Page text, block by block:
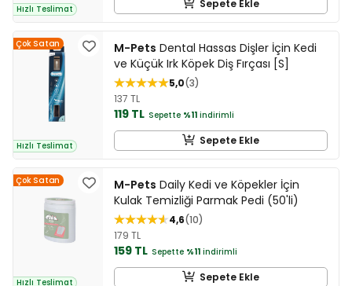
Hızlı Teslimat Sepete Ekle
Çok Satan
Hızlı Teslimat
M-Pets Dental Hassas Dişler İçin Kedi
ve Küçük Irk Köpek Diş Fırçası [S]
5,0 3
137 TL
119 TL Sepette %11 indirimli
Sepete Ekle
Çok Satan
Hızlı Teslimat
M-Pets Daily Kedi ve Köpekler İçin
Kulak Temizliği Parmak Pedi (50'li)
4,6 10
179 TL
159 TL Sepette %11 indirimli
Sepete Ekle